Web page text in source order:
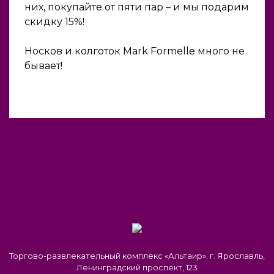
них, покупайте от пяти пар – и мы подарим
скидку 15%!
Носков и колготок Mark Formelle много не
бывает!
Торгово-развлекательный комплекс «Альтаир». г. Ярославль,
Ленинградский проспект, 123